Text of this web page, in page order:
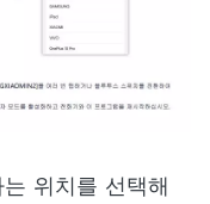
위치를 선택해